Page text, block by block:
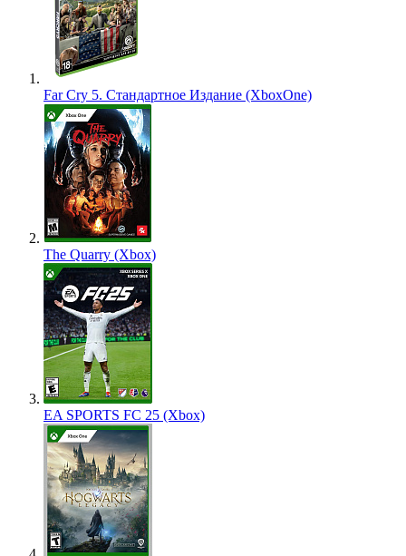
Far Cry 5. Стандартное Издание (XboxOne)
The Quarry (Xbox)
EA SPORTS FC 25 (Xbox)